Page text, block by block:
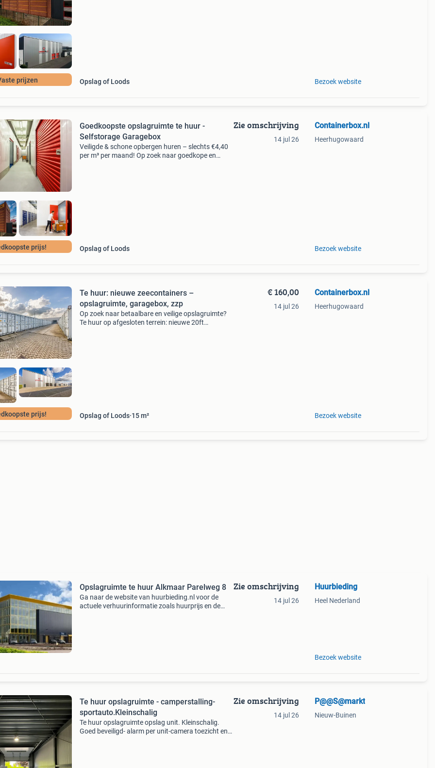
prijzen Opslag of Loods Bezoek website
prijs!
Goedkoopste opslagruimte te huur -
Selfstorage Garagebox
Veiligde & schone opbergen huren – slechts €4,40
per m³ per maand! Op zoek naar goedkope en
Opslag of Loods
Zie omschrijving
14 jul 26
Containerbox.nl
Heerhugowaard
Bezoek website
prijs!
Te huur: nieuwe zeecontainers –
opslagruimte, garagebox, zzp
Op zoek naar betaalbare en veilige opslagruimte?
Te huur op afgesloten terrein: nieuwe 20ft
Opslag of Loods 15m²
€ 160,00
14 jul 26
Containerbox.nl
Heerhugowaard
Bezoek website
Opslagruimte te huur Alkmaar Parelweg 8
Ga naar de website van huurbieding.nl voor de
actuele verhuurinformatie zoals huurprijs en de
Zie omschrijving
14 jul 26
Huurbieding
Heel Nederland
Bezoek website
Te huur opslagruimte - camperstalling-
sportauto.Kleinschalig
Te huur opslagruimte opslag unit. Kleinschalig.
Goed beveiligd- alarm per unit-camera toezicht en
Zie omschrijving
14 jul 26
P@@S@markt
Nieuw-Buinen